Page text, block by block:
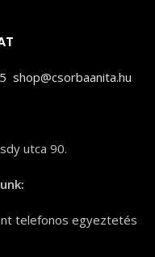
shop@csorbaanita.hu
utca 90.
telefonos egyeztetés